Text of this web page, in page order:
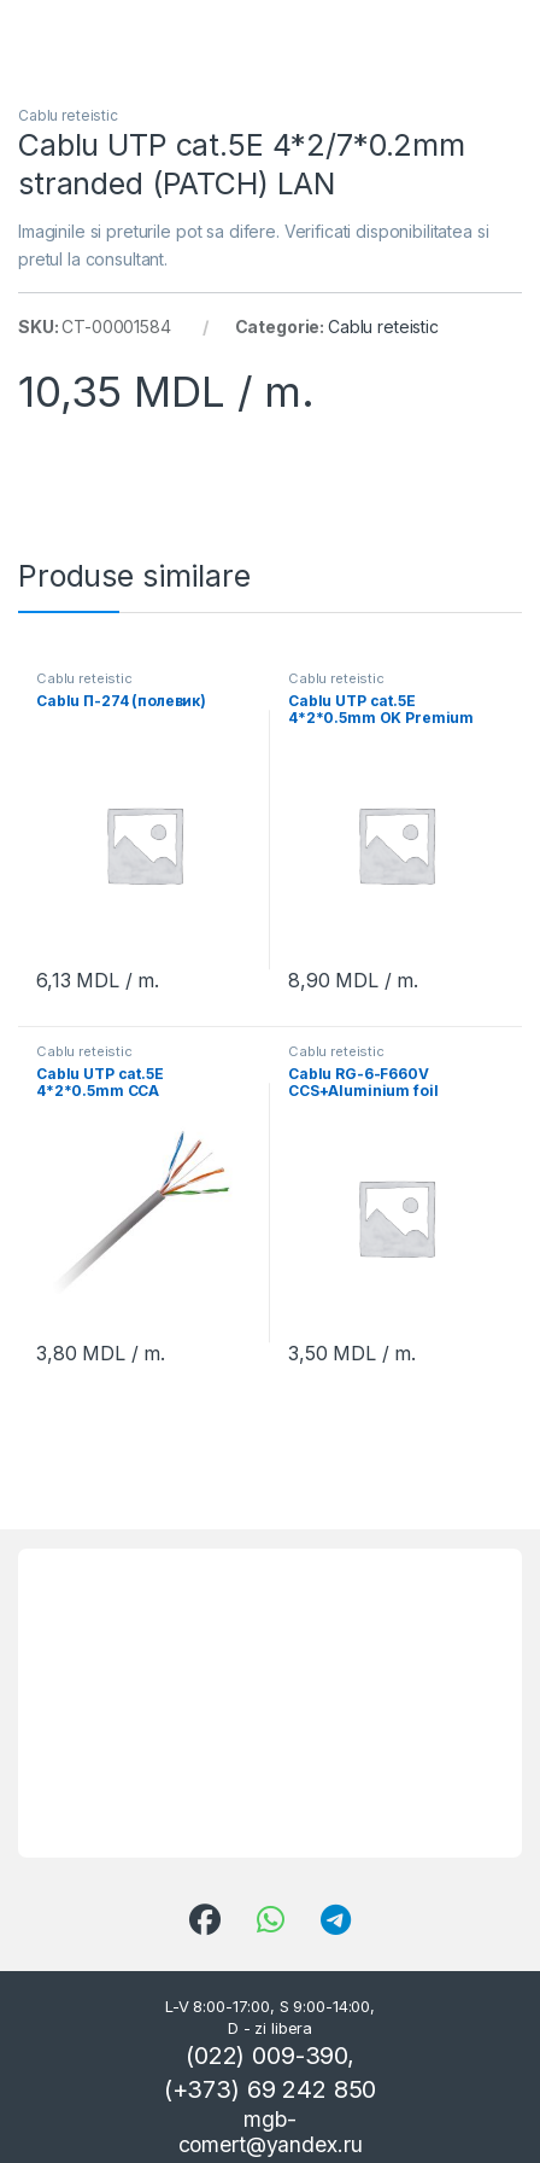
Cablu reteistic
Cablu UTP cat.5E 4*2/7*0.2mm
stranded (PATCH) LAN
Imaginile si preturile pot sa difere. Verificati disponibilitatea si
pretul la consultant.
SKU:CT-00001584 Categorie: Cablu reteistic
10,35 MDL / m.
Produse similare
Cablu reteistic
Cablu П-274 (полевик)
6,13 MDL/ m.
Cablu reteistic
Cablu UTP cat.5E
4*2*0.5mm OK Premium
8,90 MDL/ m.
Cablu reteistic
Cablu UTP cat.5E
4*2*0.5mm CCA
3,80 MDL/ m.
Cablu reteistic
Cablu RG-6-F660V
CCS+Aluminium foil
3,50 MDL/ m.
L-V 8:00-17:00, S 9:00-14:00,
D - zi libera
(022) 009-390,
(+373) 69 242 850
mgb-
comert@yandex.ru